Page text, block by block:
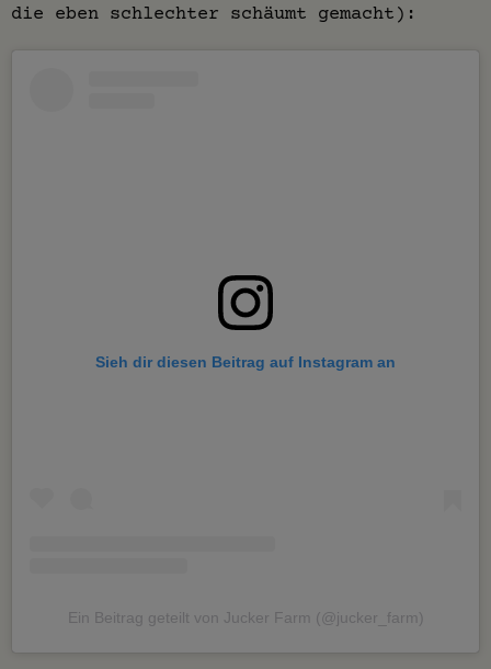
die eben schlechter schäumt gemacht):
Sieh dir diesen Beitrag auf Instagram an
Ein Beitrag geteilt von Jucker Farm (@jucker_farm)